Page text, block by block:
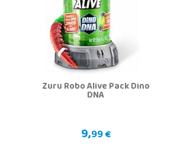
Zuru Robo Alive Pack Dino
DNA
9,99 €